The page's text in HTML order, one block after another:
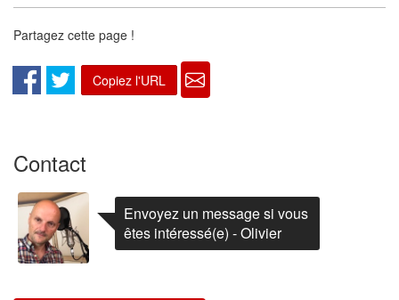
Partagez cette page !
Copiez l'URL
Contact
Envoyez un message si vous
êtes intéressé(e) - Olivier